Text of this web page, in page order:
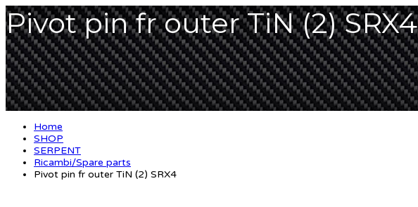
Pivot pin fr outer TiN (2) SRX4
Home
SHOP
SERPENT
Ricambi/Spare parts
Pivot pin fr outer TiN (2) SRX4